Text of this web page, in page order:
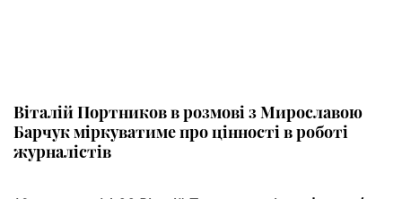
Віталій Портников в розмові з Мирославою
Барчук міркуватиме про цінності в роботі
журналістів